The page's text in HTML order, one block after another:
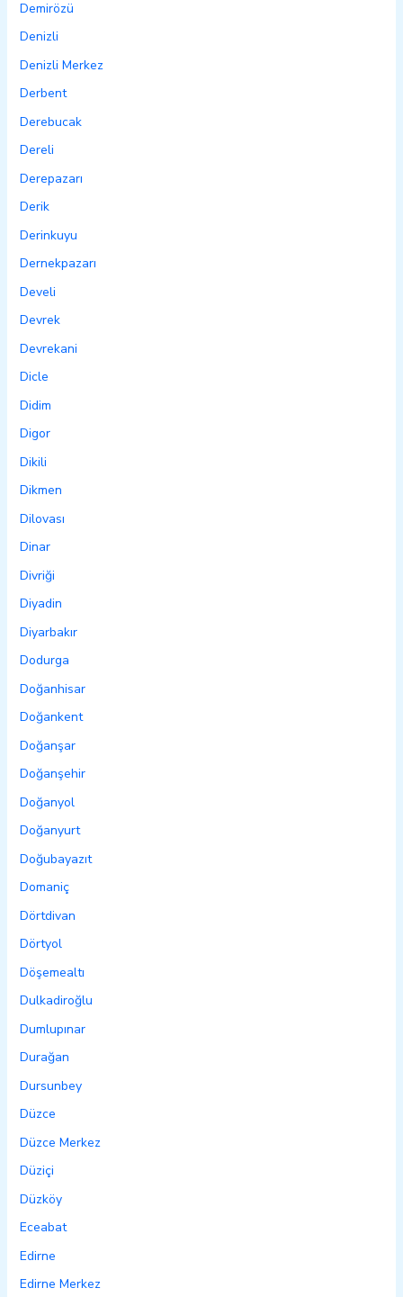
Demirözü
Denizli
Denizli Merkez
Derbent
Derebucak
Dereli
Derepazarı
Derik
Derinkuyu
Dernekpazarı
Develi
Devrek
Devrekani
Dicle
Didim
Digor
Dikili
Dikmen
Dilovası
Dinar
Divriği
Diyadin
Diyarbakır
Dodurga
Doğanhisar
Doğankent
Doğanşar
Doğanşehir
Doğanyol
Doğanyurt
Doğubayazıt
Domaniç
Dörtdivan
Dörtyol
Döşemealtı
Dulkadiroğlu
Dumlupınar
Durağan
Dursunbey
Düzce
Düzce Merkez
Düziçi
Düzköy
Eceabat
Edirne
Edirne Merkez